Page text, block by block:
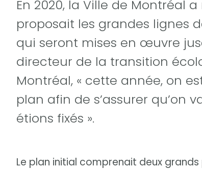
En 2020, la Ville de Montréal
proposait les grandes lignes
qui seront mises en œuvre
directeur de la transition
Montréal, « cette année, on
plan afin de s’assurer qu’on
étions fixés ».
Le plan initial comprenait deux grands